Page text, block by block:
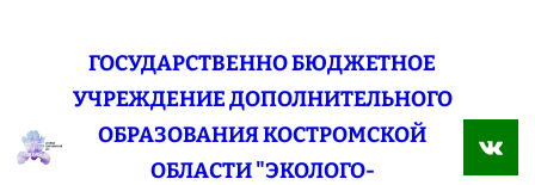
содержимому
ГОСУДАРСТВЕННО БЮДЖЕТНОЕ
УЧРЕЖДЕНИЕ ДОПОЛНИТЕЛЬНОГО
ОБРАЗОВАНИЯ КОСТРОМСКОЙ
ОБЛАСТИ "ЭКОЛОГО-